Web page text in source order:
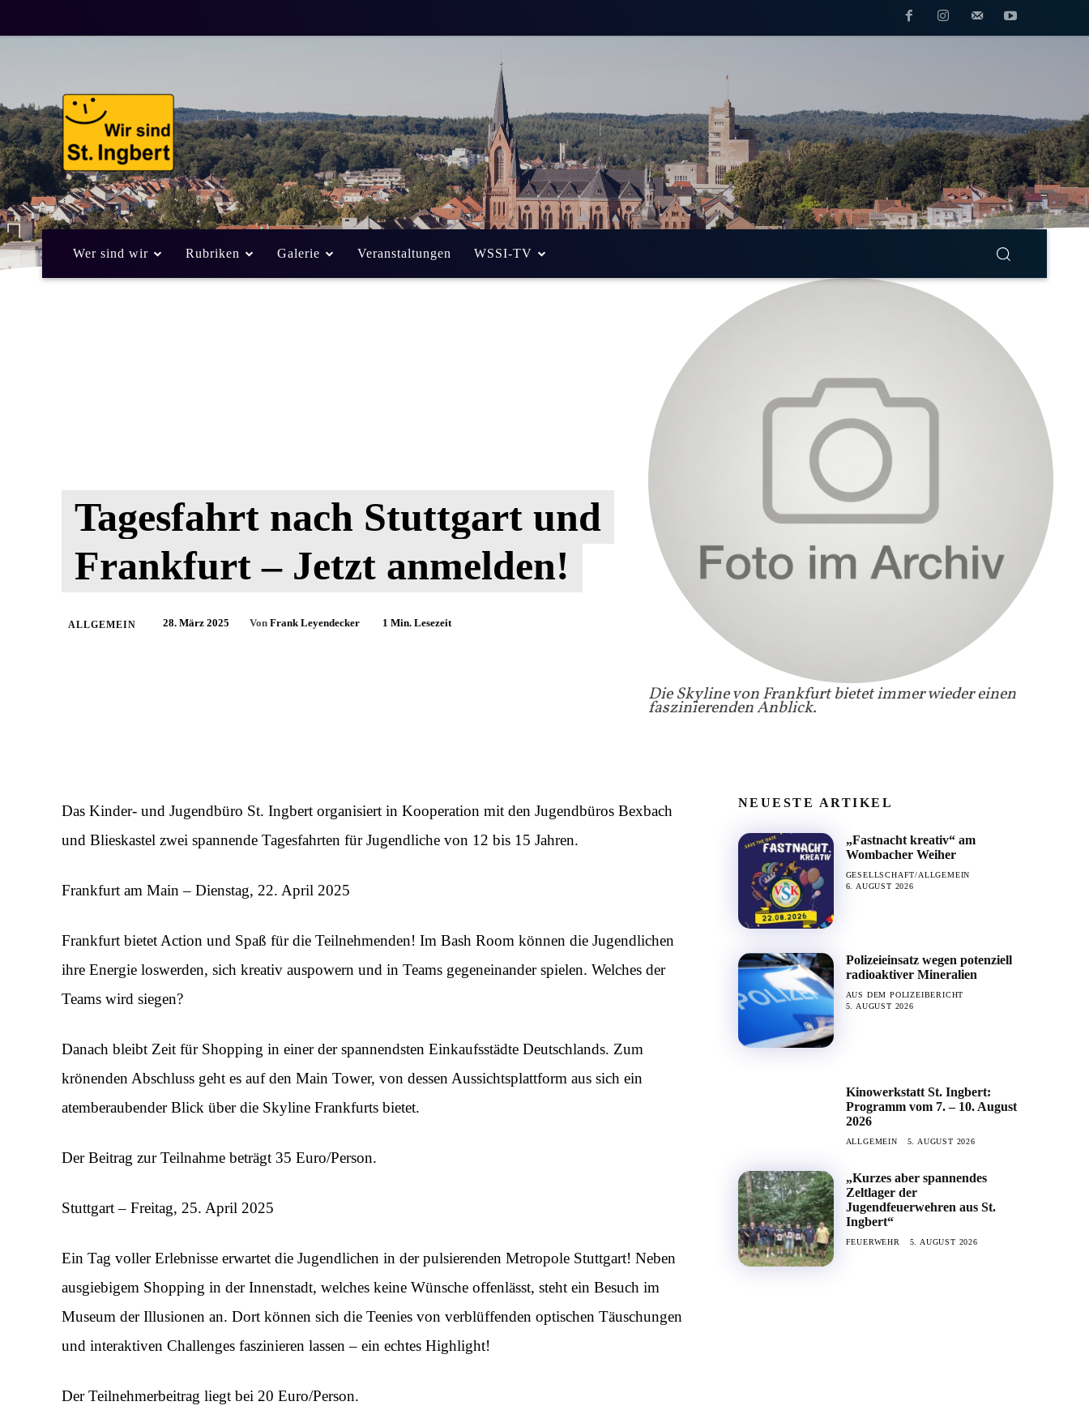
Wer sind wir Rubriken Galerie Veranstaltungen WSSI-TV
Die Skyline von Frankfurt bietet immer wieder einen
faszinierenden Anblick.
Tagesfahrt nach Stuttgart und
Frankfurt – Jetzt anmelden!
ALLGEMEIN 28. März 2025 Von Frank Leyendecker 1 Min. Lesezeit
Das Kinder- und Jugendbüro St. Ingbert organisiert in Kooperation mit den Jugendbüros Bexbach
und Blieskastel zwei spannende Tagesfahrten für Jugendliche von 12 bis 15 Jahren.
Frankfurt am Main – Dienstag, 22. April 2025
Frankfurt bietet Action und Spaß für die Teilnehmenden! Im Bash Room können die Jugendlichen
ihre Energie loswerden, sich kreativ auspowern und in Teams gegeneinander spielen. Welches der
Teams wird siegen?
Danach bleibt Zeit für Shopping in einer der spannendsten Einkaufsstädte Deutschlands. Zum
krönenden Abschluss geht es auf den Main Tower, von dessen Aussichtsplattform aus sich ein
atemberaubender Blick über die Skyline Frankfurts bietet.
Der Beitrag zur Teilnahme beträgt 35 Euro/Person.
Stuttgart – Freitag, 25. April 2025
Ein Tag voller Erlebnisse erwartet die Jugendlichen in der pulsierenden Metropole Stuttgart! Neben
ausgiebigem Shopping in der Innenstadt, welches keine Wünsche offenlässt, steht ein Besuch im
Museum der Illusionen an. Dort können sich die Teenies von verblüffenden optischen Täuschungen
und interaktiven Challenges faszinieren lassen – ein echtes Highlight!
Der Teilnehmerbeitrag liegt bei 20 Euro/Person.
NEUESTE ARTIKEL
„Fastnacht kreativ“ am
Wombacher Weiher
GESELLSCHAFT/ALLGEMEIN
6. AUGUST 2026
Polizeieinsatz wegen potenziell
radioaktiver Mineralien
AUS DEM POLIZEIBERICHT
5. AUGUST 2026
Kinowerkstatt St. Ingbert:
Programm vom 7. – 10. August
2026
ALLGEMEIN 5. AUGUST 2026
„Kurzes aber spannendes
Zeltlager der
Jugendfeuerwehren aus St.
Ingbert“
FEUERWEHR 5. AUGUST 2026